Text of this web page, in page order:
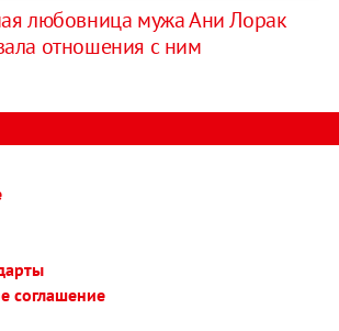
любовница мужа Ани Лорак
отношения с ним
соглашение